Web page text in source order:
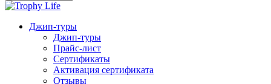
Джип-туры
Джип-туры
Прайс-лист
Сертификаты
Активация сертификата
Отзывы